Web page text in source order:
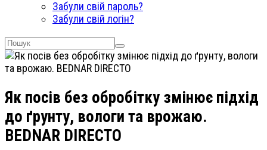
Забули свій пароль?
Забули свій логін?
Як посів без обробітку змінює підхід
до ґрунту, вологи та врожаю.
BEDNAR DIRECTO